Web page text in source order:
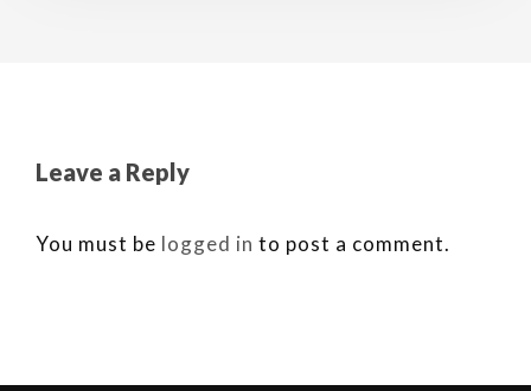
Leave a Reply
You must be logged in to post a comment.